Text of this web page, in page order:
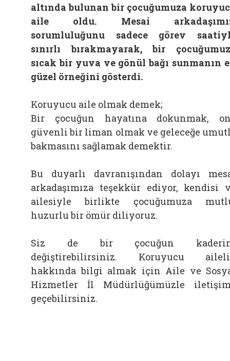
altında bulunan bir çocuğumuza
aile oldu. Mesai
sorumluluğunu sadece görev
sınırlı bırakmayarak, bir
sıcak bir yuva ve gönül bağı sunmanın
güzel örneğini gösterdi.
Koruyucu aile olmak demek;
Bir çocuğun hayatına dokunmak,
güvenli bir liman olmak ve geleceğe
bakmasını sağlamak demektir.
Bu duyarlı davranışından dolayı
arkadaşımıza teşekkür ediyor, kendisi
ailesiyle birlikte çocuğumuza
huzurlu bir ömür diliyoruz.
Siz de bir çocuğun
değiştirebilirsiniz. Koruyucu
hakkında bilgi almak için Aile ve
Hizmetler İl Müdürlüğümüzle
geçebilirsiniz.